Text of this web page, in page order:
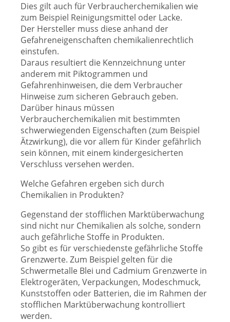
Dies gilt auch für Verbraucherchemikalien wie
zum Beispiel Reinigungsmittel oder Lacke.
Der Hersteller muss diese anhand der
Gefahreneigenschaften chemikalienrechtlich
einstufen.
Daraus resultiert die Kennzeichnung unter
anderem mit Piktogrammen und
Gefahrenhinweisen, die dem Verbraucher
Hinweise zum sicheren Gebrauch geben.
Darüber hinaus müssen
Verbraucherchemikalien mit bestimmten
schwerwiegenden Eigenschaften (zum Beispiel
Ätzwirkung), die vor allem für Kinder gefährlich
sein können, mit einem kindergesicherten
Verschluss versehen werden.
Welche Gefahren ergeben sich durch
Chemikalien in Produkten?
Gegenstand der stofflichen Marktüberwachung
sind nicht nur Chemikalien als solche, sondern
auch gefährliche Stoffe in Produkten.
So gibt es für verschiedenste gefährliche Stoffe
Grenzwerte. Zum Beispiel gelten für die
Schwermetalle Blei und Cadmium Grenzwerte in
Elektrogeräten, Verpackungen, Modeschmuck,
Kunststoffen oder Batterien, die im Rahmen der
stofflichen Marktüberwachung kontrolliert
werden.